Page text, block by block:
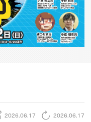
2026.06.17 2026.06.17